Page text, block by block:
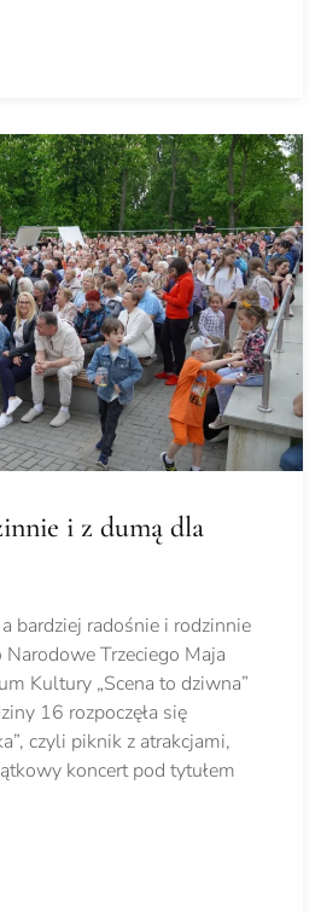
i z dumą dla
bardziej radośnie i rodzinnie
Trzeciego Maja
Kultury „Scena to dziwna”
16 rozpoczęła się
czyli piknik z atrakcjami,
koncert pod tytułem